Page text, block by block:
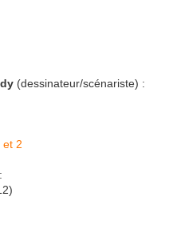
(dessinateur/scénariste) :
et 2